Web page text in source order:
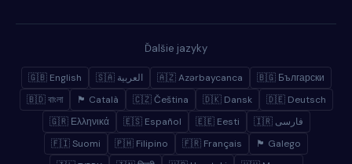
Ďalšie jazyky
🇬🇧 English 🇸🇦 العربية 🇦🇿 Azərbaycanca
🇧🇬 Български
🇧🇩 বাংলা
🏴 Català 🇨🇿 Čeština 🇩🇰 Dansk
🇩🇪 Deutsch
🇬🇷 Ελληνικά
🇪🇸 Español 🇪🇪 Eesti
🇮🇷 فارسی
🇫🇮 Suomi
🇵🇭 Filipino 🇫🇷 Français
🏴 Galego